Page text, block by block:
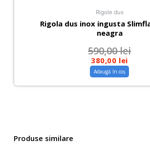
Rigole dus
Rigola dus inox ingusta
neagra
590,00lei
380,00 lei
Adaugă în coș
Produse similare